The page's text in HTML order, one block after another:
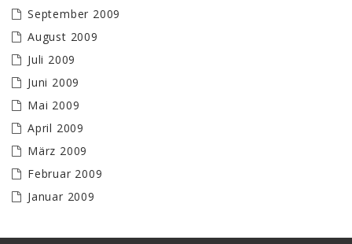
September 2009
August 2009
Juli 2009
Juni 2009
Mai 2009
April 2009
März 2009
Februar 2009
Januar 2009